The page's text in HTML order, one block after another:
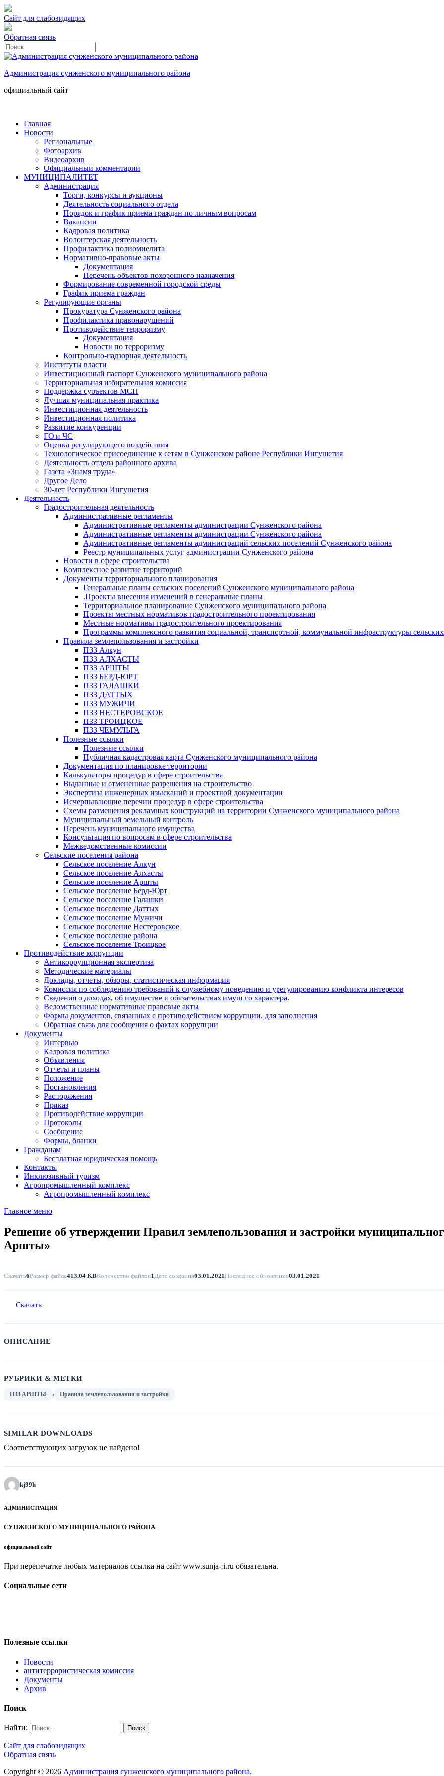
Сайт для слабовидящих
Обратная связь
Администрация сунженского муниципального района
официальный сайт
Главная
Новости
Региональные
Фотоархив
Видеоархив
Официальный комментарий
МУНИЦИПАЛИТЕТ
Администрация
Торги, конкурсы и аукционы
Деятельность социального отдела
Порядок и график приема граждан по личным вопросам
Вакансии
Кадровая политика
Волонтерская деятельность
Профилактика полиомиелита
Нормативно-правовые акты
Документация
Перечень объектов похоронного назначения
Формирование современной городской среды
График приема граждан
Регулирующие органы
Прокуратура Сунженского района
Профилактика правонарушений
Противодействие терроризму
Документация
Новости по терроризму
Контрольно-надзорная деятельность
Институты власти
Инвестиционный паспорт Сунженского муниципального района
Территориальная избирательная комиссия
Поддержка субъектов МСП
Лучшая муниципальная практика
Инвестиционная деятельность
Инвестиционная политика
Развитие конкуренции
ГО и ЧС
Оценка регулирующего воздействия
Технологическое присоединение к сетям в Сунженском районе Республики Ингушетия
Деятельность отдела районного архива
Газета «Знамя труда»
Другое Дело
30-лет Республики Ингушетия
Деятельность
Градостроительная деятельность
Административные регламенты
Административные регламенты администрации Сунженского района
Административные регламенты администрации Сунженского района
Административные регламенты администраций сельских поселений Сунженского района
Реестр муниципальных услуг администрации Сунженского района
Новости в сфере строительства
Комплексное развитие территорий
Документы территориального планирования
Генеральные планы сельских поселений Сунженского муниципального района
.Проекты внесения изменений в генеральные планы
Территориальное планирование Сунженского муниципального района
Проекты местных нормативов градостроительного проектирования
Местные нормативы градостроительного проектирования
Программы комплексного развития социальной, транспортной, коммунальной инфраструктуры
Правила землепользования и застройки
ПЗЗ Алкун
ПЗЗ АЛХАСТЫ
ПЗЗ АРШТЫ
ПЗЗ БЕРД-ЮРТ
ПЗЗ ГАЛАШКИ
ПЗЗ ДАТТЫХ
ПЗЗ МУЖИЧИ
ПЗЗ НЕСТЕРОВСКОЕ
ПЗЗ ТРОИЦКОЕ
ПЗЗ ЧЕМУЛЬГА
Полезные ссылки
Полезные ссылки
Публичная кадастровая карта Сунженского муниципального района
Документация по планировке территории
Калькуляторы процедур в сфере строительства
Выданные и отмененные разрешения на строительство
Экспертиза инженерных изысканий и проектной документации
Исчерпывающие перечни процедур в сфере строительства
Схемы размещения рекламных конструкций на территории Сунженского муниципального района
Муниципальный земельный контроль
Перечень муниципального имущества
Консультация по вопросам в сфере строительства
Межведомственные комиссии
Сельские поселения района
Сельское поселение Алкун
Сельское поселение Алхасты
Сельское поселение Аршты
Сельское поселение Берд-Юрт
Сельское поселение Галашки
Сельское поселение Даттых
Сельское поселение Мужичи
Сельское поселение Нестеровское
Сельское поселение района
Сельское поселение Троицкое
Противодействие коррупции
Антикоррупционная экспертиза
Методические материалы
Доклады, отчеты, обзоры, статистическая информация
Комиссия по соблюдению требований к служебному поведению и урегулированию конфликта интересов
Сведения о доходах, об имуществе и обязательствах имущ-го характера.
Ведомственные нормативные правовые акты
Формы документов, связанных с противодействием коррупции, для заполнения
Обратная связь для сообщения о фактах коррупции
Документы
Интервью
Кадровая политика
Объявления
Отчеты и планы
Положение
Постановления
Распоряжения
Приказ
Противодействие коррупции
Протоколы
Сообщение
Формы, бланки
Гражданам
Бесплатная юридическая помощь
Контакты
Инклюзивный туризм
Агропромышленный комплекс
Агропромышленный комплекс
Главное меню
Решение об утверждении Правил землепользования и застройки
Аршты»
Скачать6Размер файла413.04 KBКоличество файлов1 Дата создания03.01.2021Последнее обновление03.01.2021
Скачать
ОПИСАНИЕ
РУБРИКИ & МЕТКИ
ПЗЗ АРШТЫ , Правила землепользования и застройки
SIMILAR DOWNLOADS
Соответствующих загрузок не найдено!
kj99h
АДМИНИСТРАЦИЯ
СУНЖЕНСКОГО МУНИЦИПАЛЬНОГО РАЙОНА
официальный сайт
При перепечатке любых материалов ссылка на сайт www.sunja-ri.ru обязательна.
Социальные сети
Полезные ссылки
Новости
антитеррористическая комиссия
Документы
Архив
Поиск
Найти:
Сайт для слабовидящих
Обратная связь
Copyright © 2026 Администрация сунженского муниципального района.